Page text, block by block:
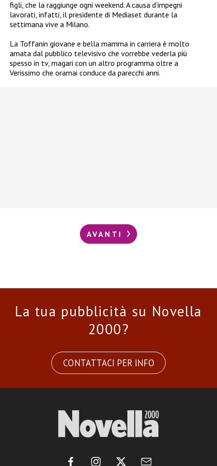
figli, che la raggiunge ogni weekend. A causa d’impegni
lavorati, infatti, il presidente di Mediaset durante la
settimana vive a Milano.
La Toffanin giovane e bella mamma in carriera è molto
amata dal pubblico televisivo che vorrebbe vederla più
spesso in tv, magari con un altro programma oltre a
Verissimo che oramai conduce da parecchi anni.
AVANTI
La tua pubblicità su Novella
2000?
CONTATTACI PER INFO